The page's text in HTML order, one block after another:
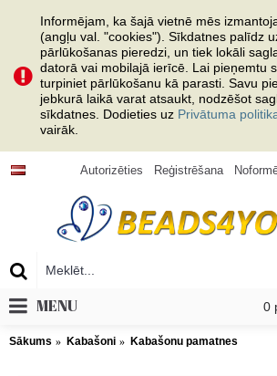
Informējam, ka šajā vietnē mēs
(angļu val. "cookies"). Sīkdatnes palīdz
pārlūkošanas pieredzi, un tiek lokāli
datorā vai mobilajā ierīcē. Lai pieņemtu
turpiniet pārlūkošanu kā parasti. Savu
jebkurā laikā varat atsaukt, nodzēšot
sīkdatnes. Dodieties uz Privātuma
vairāk.
Autorizēties Reģistrēšana
0
MENU
Sākums Kabašoni Kabašonu pamatnes